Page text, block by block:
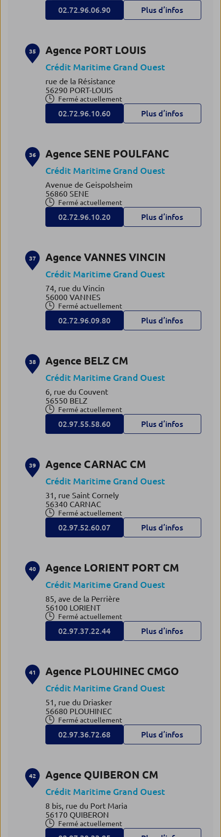
02.72.96.06.90 Plus d’infos
35 Agence PORT LOUIS
Crédit Maritime Grand Ouest
rue de la Résistance
56290 PORT-LOUIS
Fermé actuellement
02.72.96.10.60 Plus d’infos
36 Agence SENE POULFANC
Crédit Maritime Grand Ouest
Avenue de Geispolsheim
56860 SENE
Fermé actuellement
02.72.96.10.20 Plus d’infos
37 Agence VANNES VINCIN
Crédit Maritime Grand Ouest
74, rue du Vincin
56000 VANNES
Fermé actuellement
02.72.96.09.80 Plus d’infos
38 Agence BELZ CM
Crédit Maritime Grand Ouest
6, rue du Couvent
56550 BELZ
Fermé actuellement
02.97.55.58.60 Plus d’infos
39 Agence CARNAC CM
Crédit Maritime Grand Ouest
31, rue Saint Cornely
56340 CARNAC
Fermé actuellement
02.97.52.60.07 Plus d’infos
40 Agence LORIENT PORT CM
Crédit Maritime Grand Ouest
85, ave de la Perrière
56100 LORIENT
Fermé actuellement
02.97.37.22.44 Plus d’infos
41 Agence PLOUHINEC CMGO
Crédit Maritime Grand Ouest
51, rue du Driasker
56680 PLOUHINEC
Fermé actuellement
02.97.36.72.68 Plus d’infos
42 Agence QUIBERON CM
Crédit Maritime Grand Ouest
8 bis, rue du Port Maria
56170 QUIBERON
Fermé actuellement